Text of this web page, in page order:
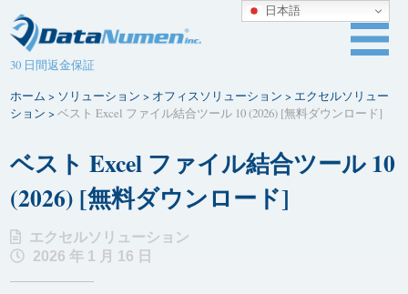
30 日間返金保証
ホーム > ソリューション > オフィスソリューション > エクセルソリュー
ション >ベスト Excel ファイル結合ツール 10 (2026) [無料ダウンロード]
ベスト Excel ファイル結合ツール 10
(2026) [無料ダウンロード]
エクセルソリューション
2026 年 1 月 16 日
日本語